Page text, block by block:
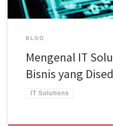
BLOG
Mengenal IT
Bisnis yang
IT Solutions